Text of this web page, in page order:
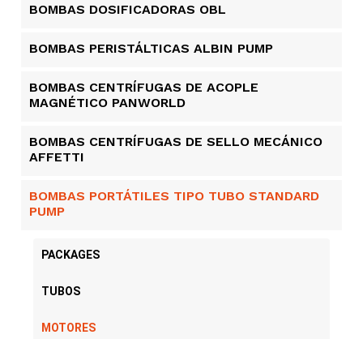
BOMBAS DOSIFICADORAS OBL
BOMBAS PERISTÁLTICAS ALBIN PUMP​
BOMBAS CENTRÍFUGAS DE ACOPLE
MAGNÉTICO PANWORLD
BOMBAS CENTRÍFUGAS DE SELLO MECÁNICO
AFFETTI
BOMBAS PORTÁTILES TIPO TUBO STANDARD
PUMP
PACKAGES
TUBOS
MOTORES